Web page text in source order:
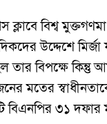
ক্লাবে বিশ্ব
উদ্দেশে
তার বিপক্ষে
মতের
বিএনপির ৩১ দফার